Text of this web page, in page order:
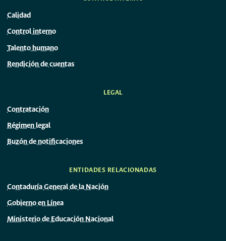
Calidad
Control interno
Talento humano
Rendición de cuentas
LEGAL
Contratación
Régimen legal
Buzón de notificaciones
ENTIDADES RELACIONADAS
Contaduría General de la Nación
Gobierno en Línea
Ministerio de Educación Nacional